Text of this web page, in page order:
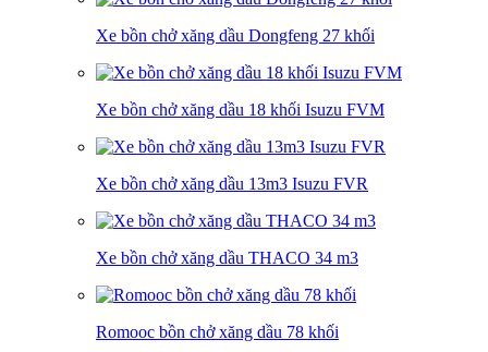
Xe bồn chở xăng dầu Dongfeng 27 khối
Xe bồn chở xăng dầu 18 khối Isuzu FVM
Xe bồn chở xăng dầu 13m3 Isuzu FVR
Xe bồn chở xăng dầu THACO 34 m3
Romooc bồn chở xăng dầu 78 khối